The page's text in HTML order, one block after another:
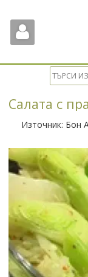
Салата с
Източник: Бон